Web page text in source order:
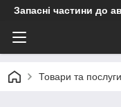
Запасні частини до
Товари та послуги